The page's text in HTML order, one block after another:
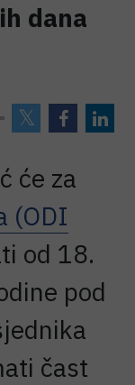
dana
će za
(ODI
od 18.
pod
čast